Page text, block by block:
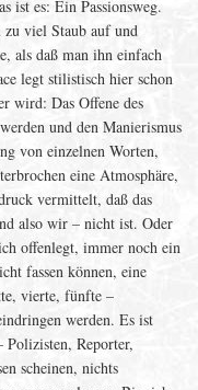
ist es: Ein Passionsweg.
viel Staub auf und
als daß man ihn einfach
legt stilistisch hier schon
wird: Das Offene des
und den Manierismus
von einzelnen Worten,
eine Atmosphäre,
vermittelt, daß das
also wir – nicht ist. Oder
offenlegt, immer noch ein
fassen können, eine
vierte, fünfte –
werden. Es ist
Polizisten, Reporter,
scheinen, nichts